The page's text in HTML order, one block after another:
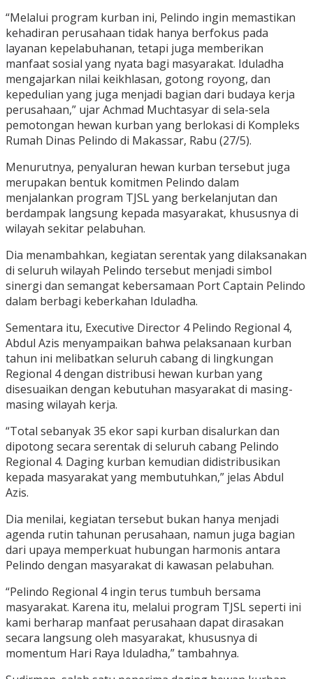
“Melalui program kurban ini, Pelindo ingin memastikan
kehadiran perusahaan tidak hanya berfokus pada
layanan kepelabuhanan, tetapi juga memberikan
manfaat sosial yang nyata bagi masyarakat. Iduladha
mengajarkan nilai keikhlasan, gotong royong, dan
kepedulian yang juga menjadi bagian dari budaya kerja
perusahaan,” ujar Achmad Muchtasyar di sela-sela
pemotongan hewan kurban yang berlokasi di Kompleks
Rumah Dinas Pelindo di Makassar, Rabu (27/5).
Menurutnya, penyaluran hewan kurban tersebut juga
merupakan bentuk komitmen Pelindo dalam
menjalankan program TJSL yang berkelanjutan dan
berdampak langsung kepada masyarakat, khususnya di
wilayah sekitar pelabuhan.
Dia menambahkan, kegiatan serentak yang dilaksanakan
di seluruh wilayah Pelindo tersebut menjadi simbol
sinergi dan semangat kebersamaan Port Captain Pelindo
dalam berbagi keberkahan Iduladha.
Sementara itu, Executive Director 4 Pelindo Regional 4,
Abdul Azis menyampaikan bahwa pelaksanaan kurban
tahun ini melibatkan seluruh cabang di lingkungan
Regional 4 dengan distribusi hewan kurban yang
disesuaikan dengan kebutuhan masyarakat di masing-
masing wilayah kerja.
“Total sebanyak 35 ekor sapi kurban disalurkan dan
dipotong secara serentak di seluruh cabang Pelindo
Regional 4. Daging kurban kemudian didistribusikan
kepada masyarakat yang membutuhkan,” jelas Abdul
Azis.
Dia menilai, kegiatan tersebut bukan hanya menjadi
agenda rutin tahunan perusahaan, namun juga bagian
dari upaya memperkuat hubungan harmonis antara
Pelindo dengan masyarakat di kawasan pelabuhan.
“Pelindo Regional 4 ingin terus tumbuh bersama
masyarakat. Karena itu, melalui program TJSL seperti ini
kami berharap manfaat perusahaan dapat dirasakan
secara langsung oleh masyarakat, khususnya di
momentum Hari Raya Iduladha,” tambahnya.